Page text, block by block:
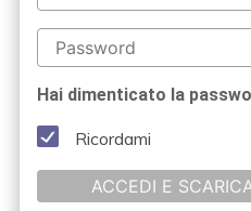
Hai dimenticato la
Ricordami
ACCEDI E